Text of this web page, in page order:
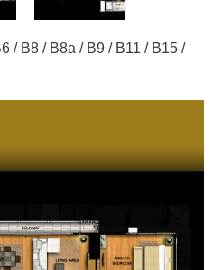
/ B8 / B8a / B9 / B11 / B15 /